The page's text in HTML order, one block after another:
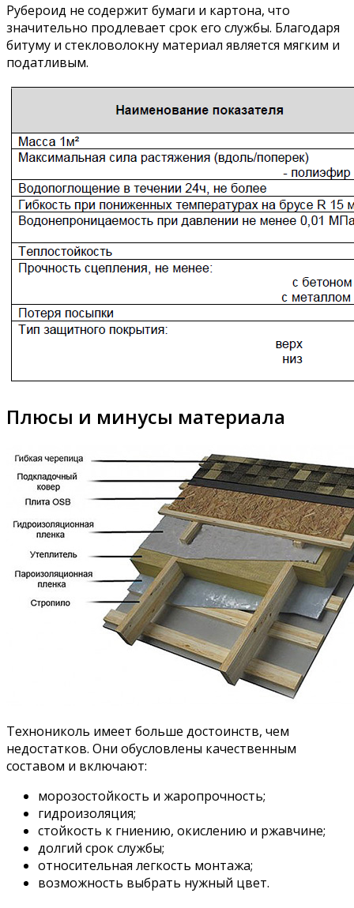
Рубероид не содержит бумаги и картона, что
значительно продлевает срок его службы. Благодаря
битуму и стекловолокну материал является мягким и
податливым.
Плюсы и минусы материала
Технониколь имеет больше достоинств, чем
недостатков. Они обусловлены качественным
составом и включают:
морозостойкость и жаропрочность;
гидроизоляция;
стойкость к гниению, окислению и ржавчине;
долгий срок службы;
относительная легкость монтажа;
возможность выбрать нужный цвет.